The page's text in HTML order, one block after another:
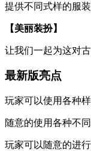
提供不同式样的服
【美丽装扮】
让我们一起为这对
最新版亮点
玩家可以使用各种
随意的使用各种不
玩家可以随意的进